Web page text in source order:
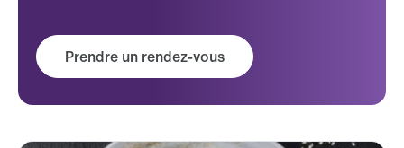
Prendre un rendez-vous